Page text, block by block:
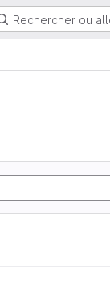
Rechercher ou